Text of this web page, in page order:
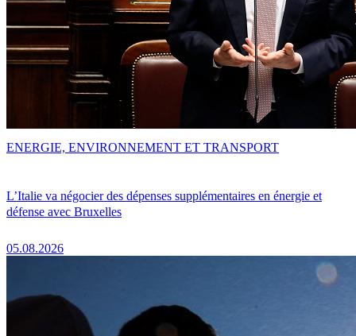
L’Italie va négocier des dépenses supplémentaires en énergie et
défense avec Bruxelles
05.08.2026
ENERGIE, ENVIRONNEMENT ET TRANSPORT